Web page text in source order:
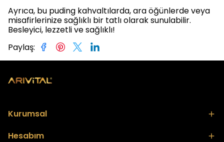
Ayrıca, bu puding kahvaltılarda, ara öğünlerde veya
misafirlerinize sağlıklı bir tatlı olarak sunulabilir.
Besleyici, lezzetli ve sağlıklı!
Paylaş:
Kurumsal
Hesabım